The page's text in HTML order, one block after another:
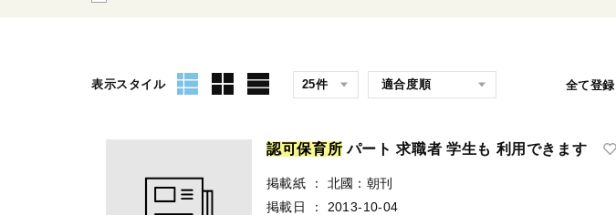
表示スタイル 全て登録
認可保育所 パート 求職者 学生も 利用できます
掲載紙 ：
北國：朝刊
掲載日
：
2013-10-04